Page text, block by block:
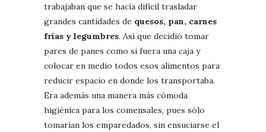
trabajaban que se hacía difícil trasladar
grandes cantidades de quesos, pan, carnes
frías y legumbres. Así que decidió tomar
pares de panes como si fuera una caja y
colocar en medio todos esos alimentos para
reducir espacio en donde los transportaba.
Era además una manera más cómoda
higiénica para los comensales, pues sólo
tomarían los emparedados, sin ensuciarse el